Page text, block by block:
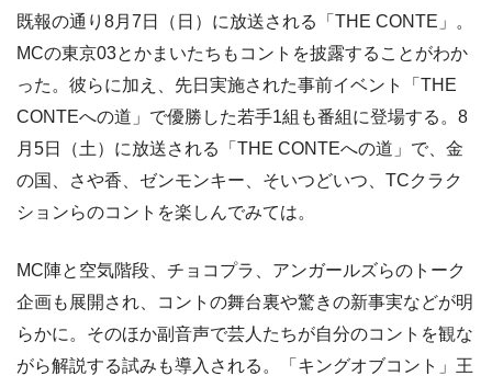
既報の通り8月7日（日）に放送される「THE CONTE」。
MCの東京03とかまいたちもコントを披露することがわか
った。彼らに加え、先日実施された事前イベント「THE
CONTEへの道」で優勝した若手1組も番組に登場する。8
月5日（土）に放送される「THE CONTEへの道」で、金
の国、さや香、ゼンモンキー、そいつどいつ、TCクラク
ションらのコントを楽しんでみては。
MC陣と空気階段、チョコプラ、アンガールズらのトーク
企画も展開され、コントの舞台裏や驚きの新事実などが明
らかに。そのほか副音声で芸人たちが自分のコントを観な
がら解説する試みも導入される。「キングオブコント」王